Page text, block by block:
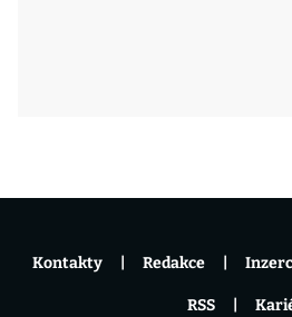
Kontakty Redakce
RSS